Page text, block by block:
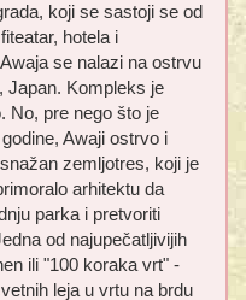
koji se sastoji se od
hotela i
se nalazi na ostrvu
Japan. Kompleks je
No, pre nego što je
Awaji ostrvo i
zemljotres, koji je
arhitektu da
parka i pretvoriti
od najupečatljivijih
ili "100 koraka vrt" -
leja u vrtu na brdu